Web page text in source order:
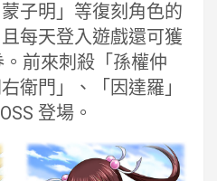
子明」等復刻角色的
每天登入遊戲還可獲
前來刺殺「孫權仲
衛門」、「因達羅」
登場。